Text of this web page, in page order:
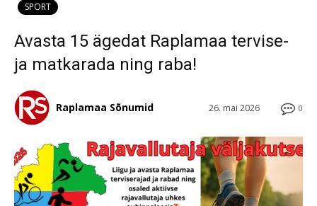
SPORT
Avasta 15 ägedat Raplamaa tervise-
ja matkarada ning raba!
0
26. mai 2026
Raplamaa Sõnumid